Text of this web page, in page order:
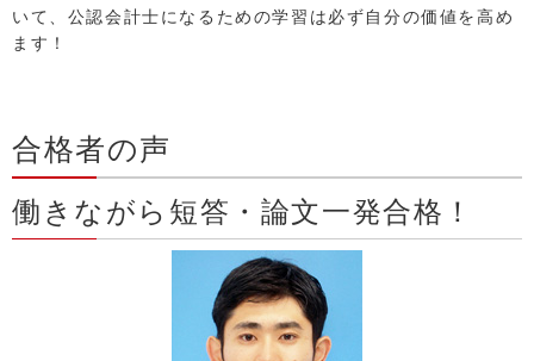
いて、公認会計士になるための学習は必ず自分の価値を高め
ます！
合格者の声
働きながら短答・論文一発合格！